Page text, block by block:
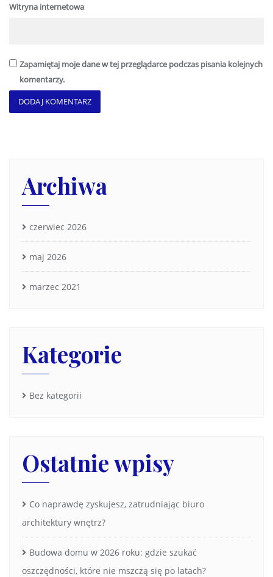
Witryna internetowa
Zapamiętaj moje dane w tej przeglądarce podczas pisania kolejnych
komentarzy.
Archiwa
czerwiec 2026
maj 2026
marzec 2021
Kategorie
Bez kategorii
Ostatnie wpisy
Co naprawdę zyskujesz, zatrudniając biuro
architektury wnętrz?
Budowa domu w 2026 roku: gdzie szukać
oszczędności, które nie mszczą się po latach?